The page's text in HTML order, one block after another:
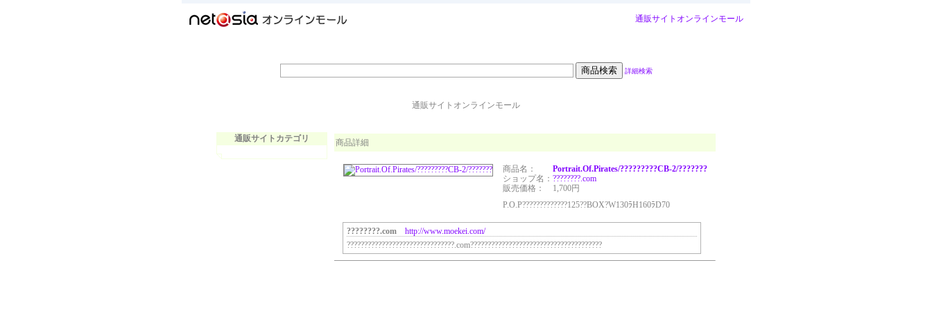
通販サイト オンラインモール
詳細検索
通販サイトオンラインモール
通販サイトカテゴリ 商品詳細
商品名：
Portrait.Of.Pirates/?????????CB-2/???????
ショップ名： ????????.com
販売価格：
1,700円
P.O.P?????????????125??BOX?W130ﾗH160ﾗD70
????????.com
http://www.moekei.com/
???????????????????????????????.com??????????????????????????????????????